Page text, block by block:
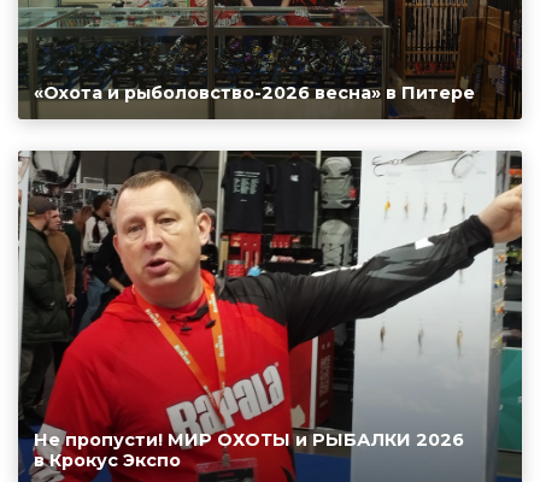
«Охота и рыболовство-2026 весна» в Питере
Не пропусти! МИР ОХОТЫ и РЫБАЛКИ 2026
в Крокус Экспо